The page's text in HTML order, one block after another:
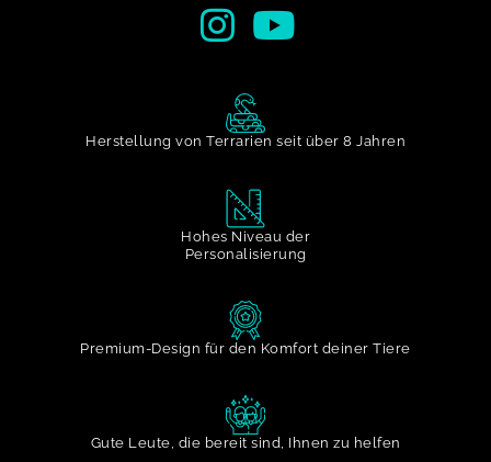
Herstellung von Terrarien seit über 8 Jahren
Hohes Niveau der
Personalisierung
Premium-Design für den Komfort deiner Tiere
Gute Leute, die bereit sind, Ihnen zu helfen